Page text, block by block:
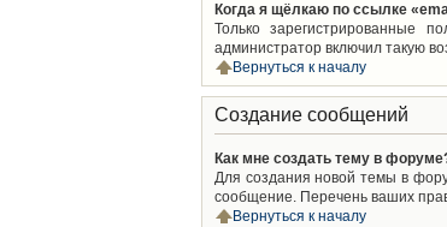
Когда я щёлкаю по ссылке
Только зарегистрированные
администратор включил такую
Вернуться к началу
Создание сообщений
Как мне создать тему в
Для создания новой темы в
сообщение. Перечень ваших
Вернуться к началу